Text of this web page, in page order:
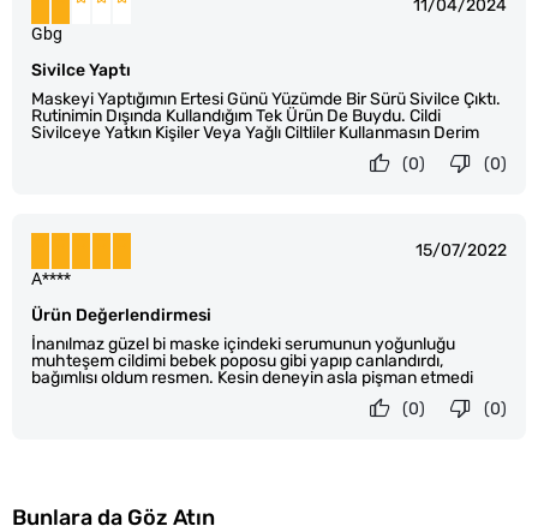
11/04/2024
Sivilce Yaptı
Maskeyi Yaptığımın Ertesi Günü Yüzümde Bir Sürü Sivilce Çıktı.
Rutinimin Dışında Kullandığım Tek Ürün De Buydu. Cildi
Sivilceye Yatkın Kişiler Veya Yağlı Ciltliler Kullanmasın Derim
Gbg
(0)
(0)
15/07/2022
Ürün Değerlendirmesi
İnanılmaz güzel bi maske içindeki serumunun yoğunluğu
muhteşem cildimi bebek poposu gibi yapıp canlandırdı,
bağımlısı oldum resmen. Kesin deneyin asla pişman etmedi
A****
(0)
(0)
Bunlara da Göz Atın